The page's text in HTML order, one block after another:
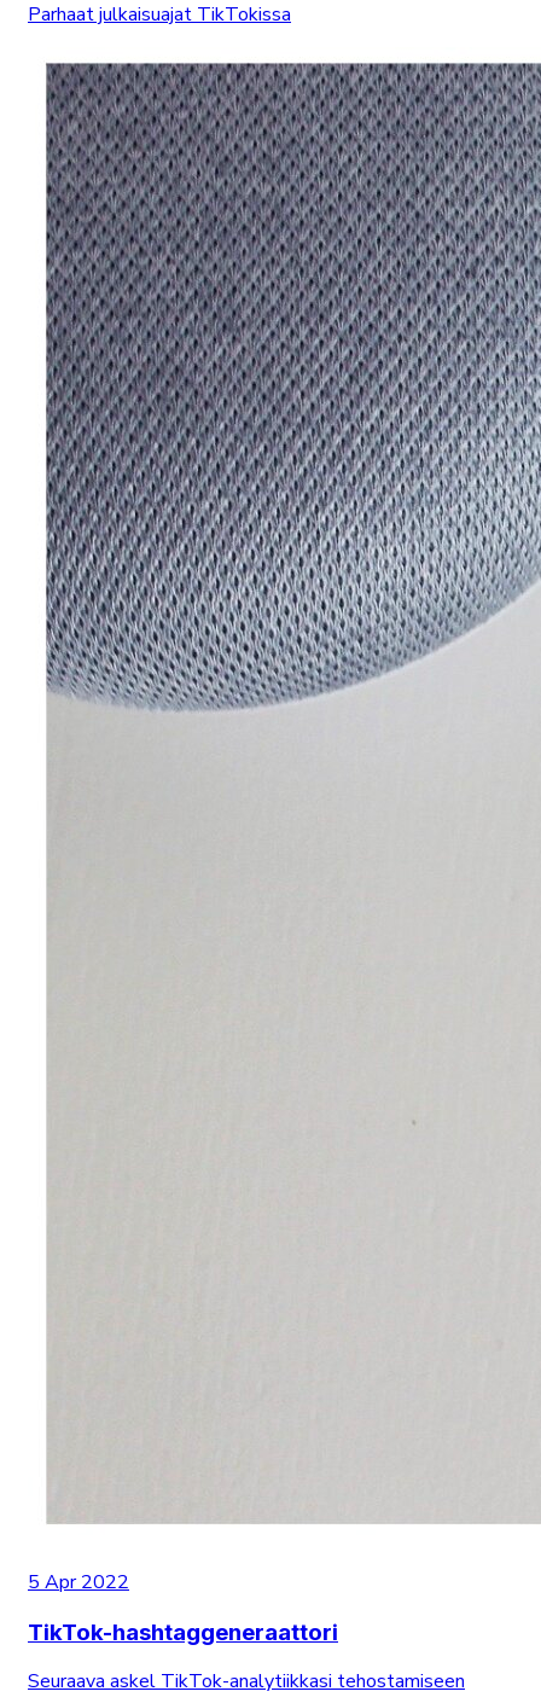
Parhaat julkaisuajat TikTokissa
5 Apr 2022
TikTok-hashtaggeneraattori
Seuraava askel TikTok-analytiikkasi tehostamiseen